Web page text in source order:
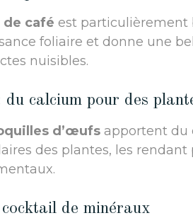
de café est particulièrement
foliaire et donne une
nuisibles.
calcium pour des
d’œufs apportent du
des plantes, les
cocktail de minéraux